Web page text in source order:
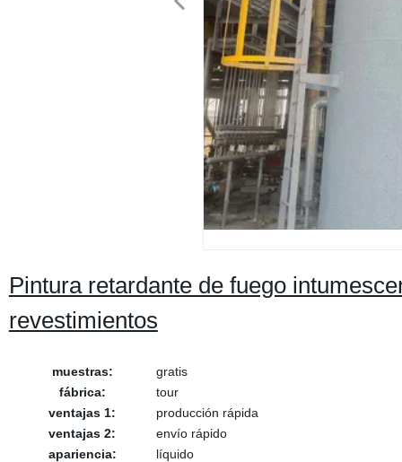
Pintura retardante de fuego
revestimientos
muestras:
gratis
fábrica:
tour
ventajas 1:
producción rápida
ventajas 2:
envío rápido
apariencia:
líquido